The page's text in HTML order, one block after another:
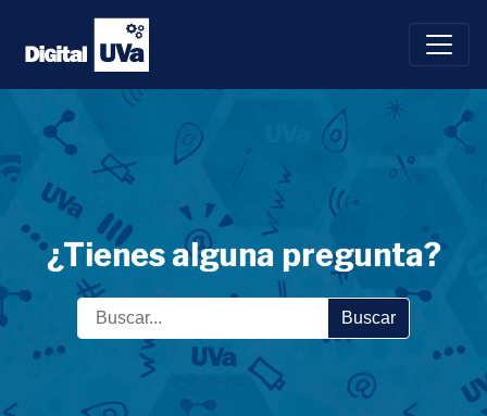
Saltar
contenido
¿Tienes alguna pregunta?
Buscar